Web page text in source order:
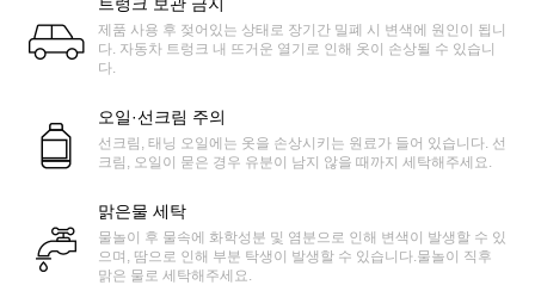
제품 사용 후 젖어있는 상태로 장기간 밀폐 시 변색에 원인이 됩니
다. 자동차 트렁크 내 뜨거운 열기로 인해 옷이 손상될 수 있습니
다.
오일·선크림 주의
선크림, 태닝 오일에는 옷을 손상시키는 원료가 들어 있습니다. 선
크림, 오일이 묻은 경우 유분이 남지 않을 때까지 세탁해주세요.
맑은물 세탁
물놀이 후 물속에 화학성분 및 염분으로 인해 변색이 발생할 수 있
으며, 땀으로 인해 부분 탁생이 발생할 수 있습니다.물놀이 직후
맑은 물로 세탁해주세요.